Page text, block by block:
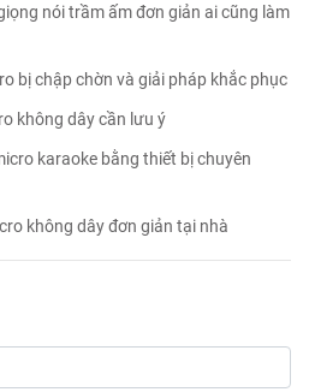
nói trầm ấm đơn giản ai cũng làm
bị chập chờn và giải pháp khắc phục
không dây cần lưu ý
karaoke bằng thiết bị chuyên
không dây đơn giản tại nhà